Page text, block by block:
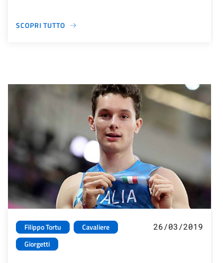
SCOPRI TUTTO
Filippo Tortu
Cavaliere
Giorgetti
26/03/2019